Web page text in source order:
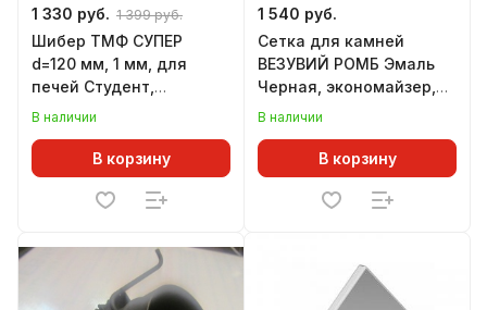
1 330 руб. 1 399 руб.
Шибер ТМФ СУПЕР
d=120 мм, 1 мм, для
печей Студент,
Инженер, Гимназист,
батарея, Лайт
В наличии
В корзину
1 540 руб.
Сетка для камней
ВЕЗУВИЙ РОМБ Эмаль
Черная, экономайзер,
L=900 мм
В наличии
В корзину